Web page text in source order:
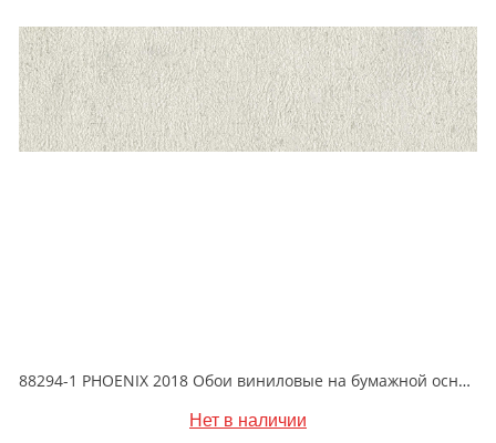
88294-1 PHOENIX 2018 Обои виниловые на бумажной основе 1.06*15.6
Нет в наличии